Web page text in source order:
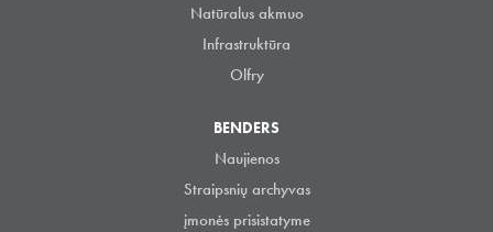
Natūralus akmuo
Infrastruktūra
Olfry
BENDERS
Naujienos
Straipsnių archyvas
įmonės prisistatyme